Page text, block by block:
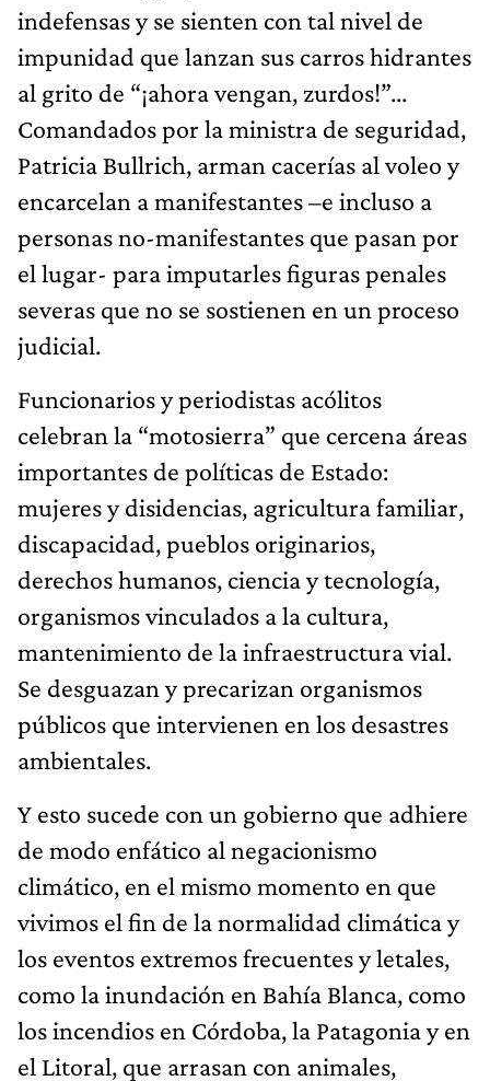
indefensas y se sienten con tal nivel de
impunidad que lanzan sus carros hidrantes
al grito de “¡ahora vengan, zurdos!”...
Comandados por la ministra de seguridad,
Patricia Bullrich, arman cacerías al voleo y
encarcelan a manifestantes –e incluso a
personas no-manifestantes que pasan por
el lugar- para imputarles figuras penales
severas que no se sostienen en un proceso
judicial.
Funcionarios y periodistas acólitos
celebran la “motosierra” que cercena áreas
importantes de políticas de Estado:
mujeres y disidencias, agricultura familiar,
discapacidad, pueblos originarios,
derechos humanos, ciencia y tecnología,
organismos vinculados a la cultura,
mantenimiento de la infraestructura vial.
Se desguazan y precarizan organismos
públicos que intervienen en los desastres
ambientales.
Y esto sucede con un gobierno que adhiere
de modo enfático al negacionismo
climático, en el mismo momento en que
vivimos el fin de la normalidad climática y
los eventos extremos frecuentes y letales,
como la inundación en Bahía Blanca, como
los incendios en Córdoba, la Patagonia y en
el Litoral, que arrasan con animales,